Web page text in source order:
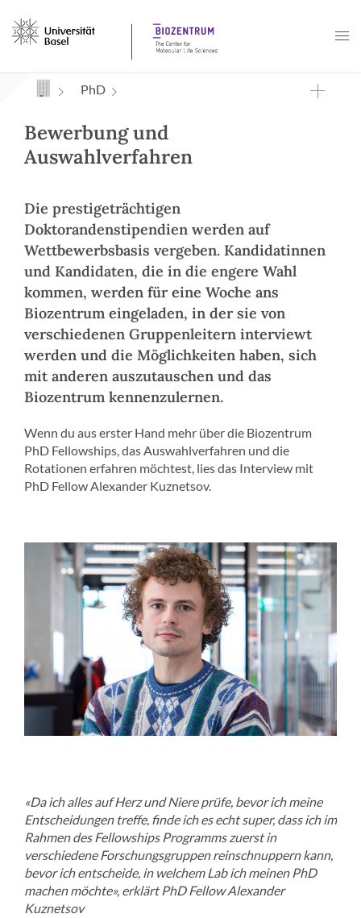
Navigation mit Access Keys
PhD
Bewerbung und
Auswahlverfahren
Die prestigeträchtigen
Doktorandenstipendien werden auf
Wettbewerbsbasis vergeben. Kandidatinnen
und Kandidaten, die in die engere Wahl
kommen, werden für eine Woche ans
Biozentrum eingeladen, in der sie von
verschiedenen Gruppenleitern interviewt
werden und die Möglichkeiten haben, sich
mit anderen auszutauschen und das
Biozentrum kennenzulernen.
Wenn du aus erster Hand mehr über die Biozentrum
PhD Fellowships, das Auswahlverfahren und die
Rotationen erfahren möchtest, lies das Interview mit
PhD Fellow Alexander Kuznetsov.
«Da ich alles auf Herz und Niere prüfe, bevor ich meine
Entscheidungen treffe, finde ich es echt super, dass ich im
Rahmen des Fellowships Programms zuerst in
verschiedene Forschungsgruppen reinschnuppern kann,
bevor ich entscheide, in welchem Lab ich meinen PhD
machen möchte», erklärt PhD Fellow Alexander
Kuznetsov